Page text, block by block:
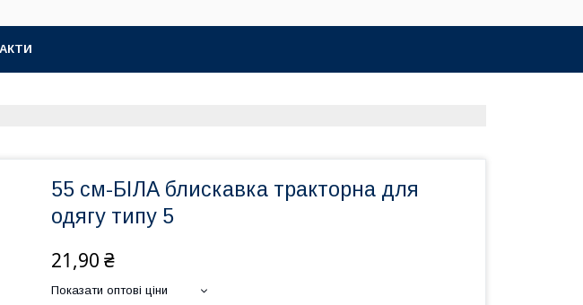
55 см-БІЛА блискавка тракторна для
одягу типу 5
21,90 ₴
Показати оптові ціни